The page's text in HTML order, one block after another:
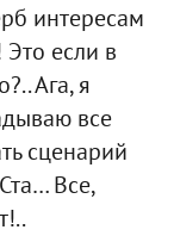
интересам
если в
Ага, я
все
сценарий
Все,